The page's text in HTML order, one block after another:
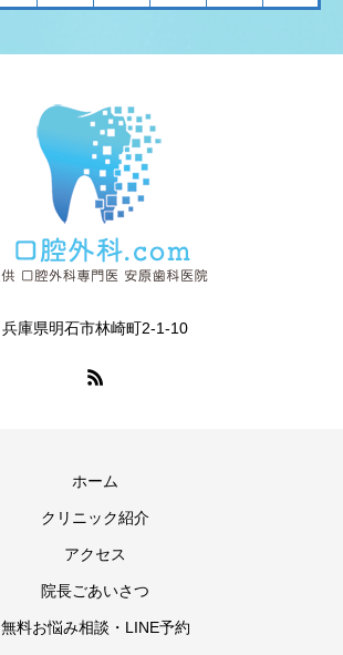
兵庫県明石市林崎町2-1-10
ホーム
クリニック紹介
アクセス
院長ごあいさつ
無料お悩み相談・LINE予約